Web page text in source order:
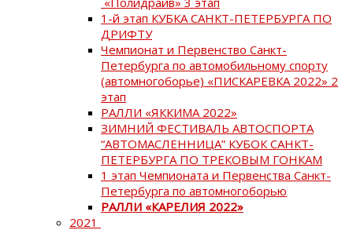
1-й этап КУБКА САНКТ-ПЕТЕРБУРГА ПО
ДРИФТУ
Чемпионат и Первенство Санкт-
Петербурга по автомобильному спорту
(автомногоборье) «ПИСКАРЕВКА 2022» 2
этап
РАЛЛИ «ЯККИМА 2022»
ЗИМНИЙ ФЕСТИВАЛЬ АВТОСПОРТА
“АВТОМАСЛЕННИЦА” КУБОК САНКТ-
ПЕТЕРБУРГА ПО ТРЕКОВЫМ ГОНКАМ
1 этап Чемпионата и Первенства Санкт-
Петербурга по автомногоборью
РАЛЛИ «КАРЕЛИЯ 2022»
2021